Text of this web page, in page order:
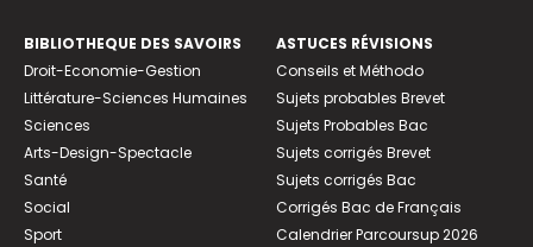
BIBLIOTHEQUE DES SAVOIRS
Droit-Economie-Gestion
Littérature-Sciences Humaines
Sciences
Arts-Design-Spectacle
Santé
Social
Sport
ASTUCES RÉVISIONS
Conseils et Méthodo
Sujets probables Brevet
Sujets Probables Bac
Sujets corrigés Brevet
Sujets corrigés Bac
Corrigés Bac de Français
Calendrier Parcoursup 2026